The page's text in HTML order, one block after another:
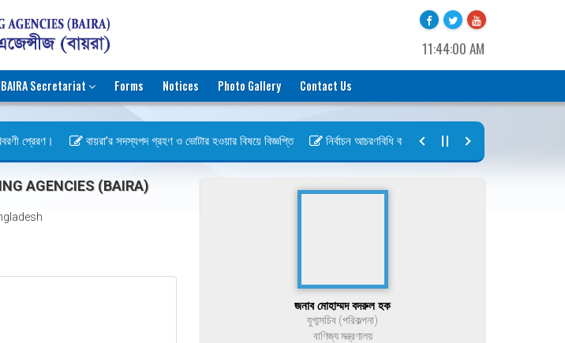
11:44:00 AM
BAIRA Secretariat Forms Notices Photo Gallery Contact Us
প্রেরণ। বায়রা’র সদস্যপদ গ্রহণ ও ভোটার হওয়ার বিষয়ে বিজ্ঞপ্তি নির্বাচন আচরণবিধি বায়রা ২০২৬-২০২৮
AGENCIES (BAIRA)
জনাব মোহাম্মদ বদরুল হক
যুগ্মসচিব (পরিকল্পনা)
বাণিজ্য মন্ত্রণালয়